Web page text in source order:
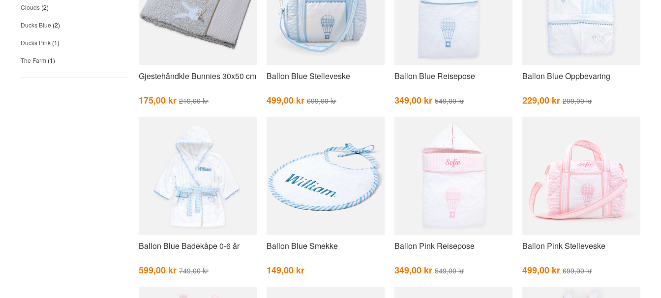
Clouds (2)
Ducks Blue (2)
Ducks Pink (1)
The Farm (1)
Gjestehåndkle Bunnies 30x50 cm
175,00 kr 219,00 kr
Ballon Blue Stelleveske
499,00 kr 699,00 kr
Ballon Blue Reisepose
349,00 kr 549,00 kr
Ballon Blue Oppbevaring
229,00 kr 299,00 kr
Ballon Blue Badekåpe 0-6 år
599,00 kr 749,00 kr
Ballon Blue Smekke
149,00 kr
Ballon Pink Reisepose
349,00 kr 549,00 kr
Ballon Pink Stelleveske
499,00 kr 699,00 kr